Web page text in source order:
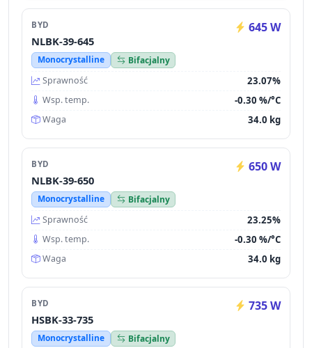
BYD 645 W
NLBK-39-645
Monocrystalline
Bifacjalny
Sprawność
23.07%
Wsp. temp. -0.30 %/°C
Waga 34.0 kg
BYD 650 W
NLBK-39-650
Monocrystalline
Bifacjalny
Sprawność
23.25%
Wsp. temp. -0.30 %/°C
Waga 34.0 kg
BYD 735 W
HSBK-33-735
Monocrystalline
Bifacjalny